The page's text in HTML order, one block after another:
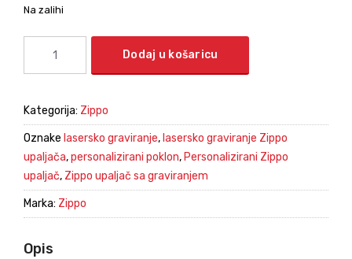
Na zalihi
Dodaj u košaricu
Kategorija: Zippo
Oznake lasersko graviranje, lasersko graviranje Zippo
upaljača,personalizirani poklon, Personalizirani Zippo
upaljač, Zippo upaljač sa graviranjem
Marka: Zippo
Opis